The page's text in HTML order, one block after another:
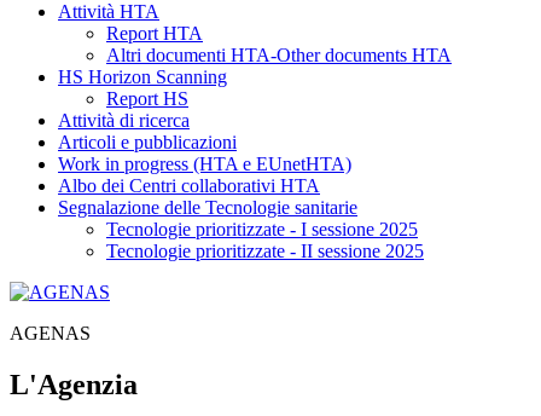
Attività HTA
Report HTA
Altri documenti HTA-Other documents HTA
HS Horizon Scanning
Report HS
Attività di ricerca
Articoli e pubblicazioni
Work in progress (HTA e EUnetHTA)
Albo dei Centri collaborativi HTA
Segnalazione delle Tecnologie sanitarie
Tecnologie prioritizzate - I sessione 2025
Tecnologie prioritizzate - II sessione 2025
AGENAS
L'Agenzia